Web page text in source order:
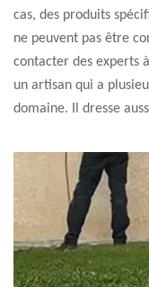
cas, des produits
ne peuvent pas être
contacter des experts
un artisan qui a
domaine. Il dresse